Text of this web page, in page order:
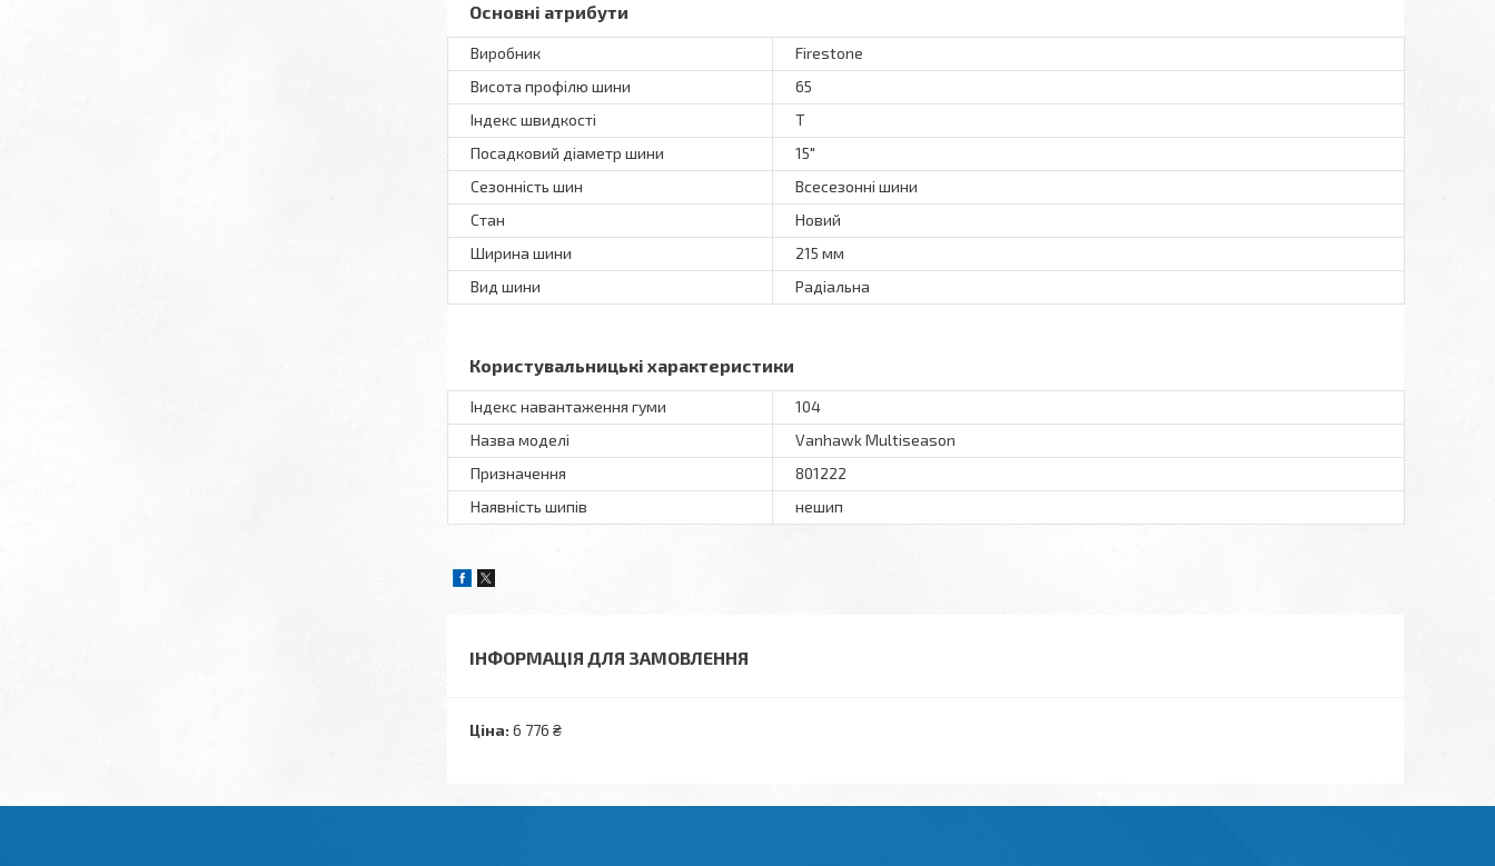
Основні атрибути
Виробник
Firestone
Висота профілю шини
65
Індекс швидкості
T
Посадковий діаметр шини
15"
Сезонність шин
Всесезонні шини
Стан
Новий
Ширина шини
215 мм
Вид шини
Радіальна
Користувальницькі характеристики
Індекс навантаження гуми
104
Назва моделі
Vanhawk Multiseason
Призначення
801222
Наявність шипів
нешип
ІНФОРМАЦІЯ ДЛЯ ЗАМОВЛЕННЯ
Ціна: 6 776 ₴